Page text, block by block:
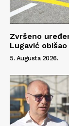
Zvršeno
Lugavić
5. Augusta 2026.